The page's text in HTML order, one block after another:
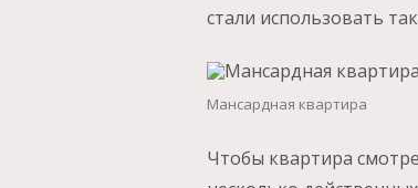
стали использовать
Мансардная квартира
Чтобы квартира